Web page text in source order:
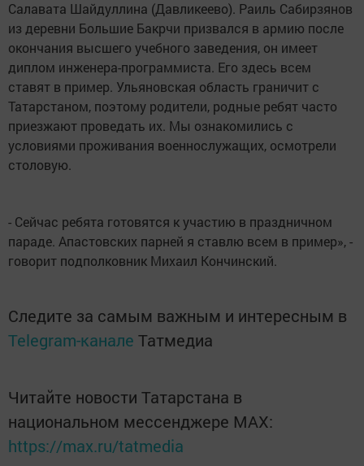
Салавата Шайдуллина (Давликеево). Раиль Сабирзянов
из деревни Большие Бакрчи призвался в армию после
окончания высшего учебного заведения, он имеет
диплом инженера-программиста. Его здесь всем
ставят в пример. Ульяновская область граничит с
Татарстаном, поэтому родители, родные ребят часто
приезжают проведать их. Мы ознакомились с
условиями проживания военнослужащих, осмотрели
столовую.
- Сейчас ребята готовятся к участию в праздничном
параде. Апастовских парней я ставлю всем в пример», -
говорит подполковник Михаил Кончинский.
Следите за самым важным и интересным в
Telegram-канале Татмедиа
Читайте новости Татарстана в
национальном мессенджере MАХ:
https://max.ru/tatmedia